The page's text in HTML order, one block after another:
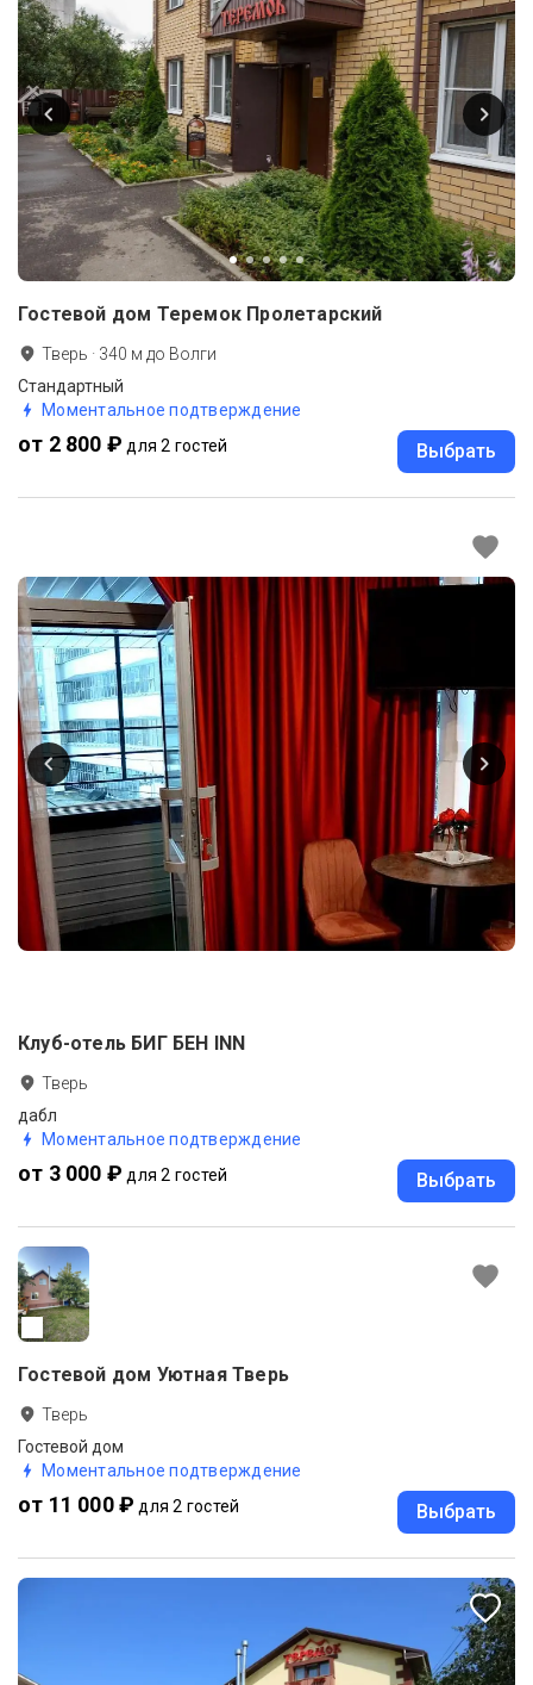
Гостевой дом Теремок Пролетарский
Тверь · 340 м до Волги
Стандартный
Моментальное подтверждение
от 2 800 ₽ для 2 гостей Выбрать
Клуб-отель БИГ БЕН INN
Тверь
дабл
Моментальное подтверждение
от 3 000 ₽ для 2 гостей Выбрать
Гостевой дом Уютная Тверь
Тверь
Гостевой дом
Моментальное подтверждение
от 11 000 ₽ для 2 гостей Выбрать